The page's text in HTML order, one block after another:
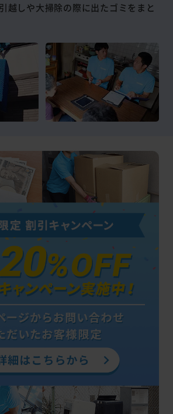
越しや大掃除の際に出たゴミをまと